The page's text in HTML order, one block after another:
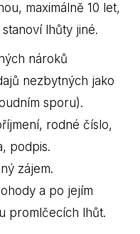
maximálně 10 let,
lhůty jiné.
nároků
nezbytných jako
sporu).
rodné číslo,
podpis.
zájem.
a po jejím
promlčecích lhůt.